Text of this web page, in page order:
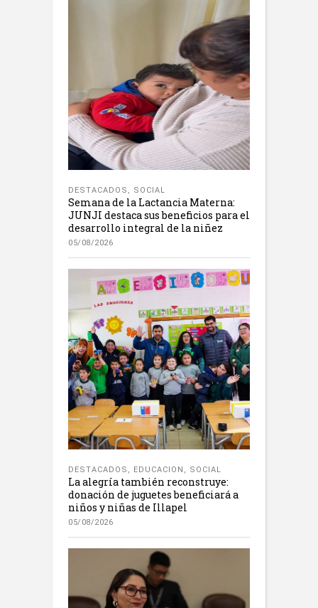
DESTACADOS SOCIAL
Semana de la Lactancia Materna:
JUNJI destaca sus beneficios para el
desarrollo integral de la niñez
05/08/2026
DESTACADOS , EDUCACION , SOCIAL
La alegría también reconstruye:
donación de juguetes beneficiará a
niños y niñas de Illapel
05/08/2026